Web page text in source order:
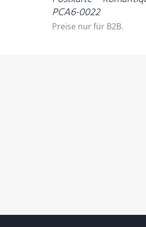
PCA6-0022
Preise nur für B2B.